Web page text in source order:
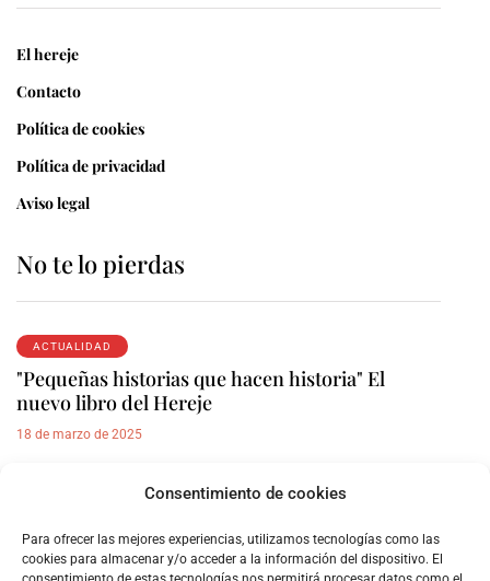
Consentimiento de cookies
Para ofrecer las mejores experiencias, utilizamos tecnologías como las
cookies para almacenar y/o acceder a la información del dispositivo. El
El hereje
Contacto
Política de cookies
Política de privacidad
Aviso legal
No te lo pierdas
ACTUALIDAD
"Pequeñas historias que hacen historia" El
nuevo libro del Hereje
18 de marzo de 2025
17 de octubre de 2023